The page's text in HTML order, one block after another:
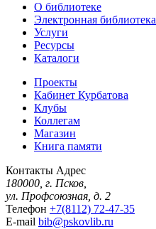
О библиотеке
Электронная библиотека
Услуги
Ресурсы
Каталоги
Проекты
Кабинет Курбатова
Клубы
Коллегам
Магазин
Книга памяти
Контакты Адрес
180000, г. Псков,
ул. Профсоюзная, д. 2
Телефон +7(8112) 72-47-35
E-mail bib@pskovlib.ru